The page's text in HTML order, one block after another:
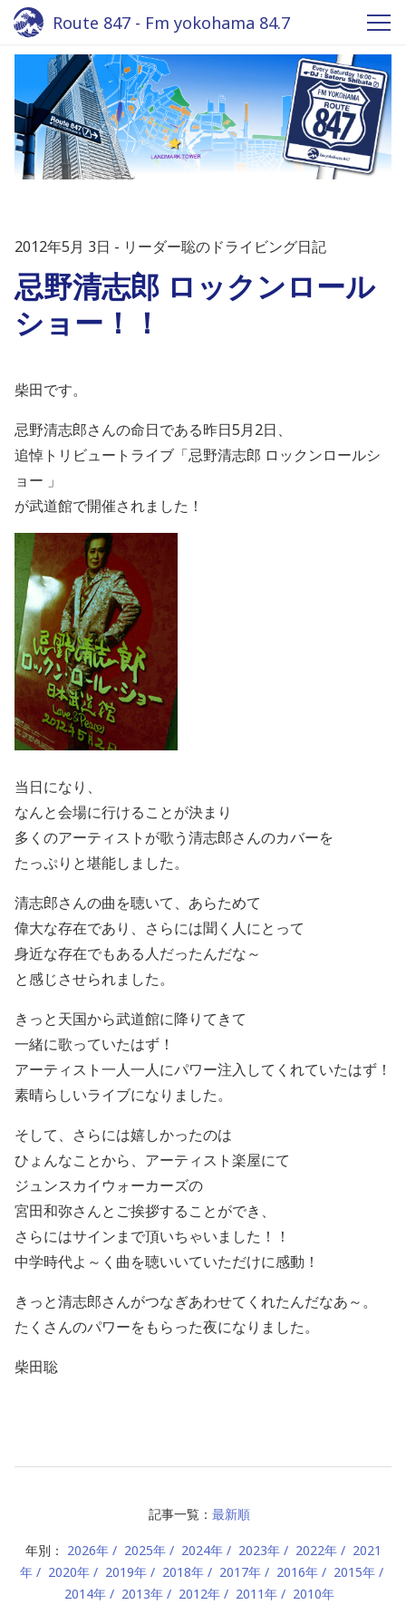
Route 847 - Fm yokohama 84.7
2012年5月 3日 リーダー聡のドライビング日記
忌野清志郎 ロックンロール
ショー！！
柴田です。
忌野清志郎さんの命日である昨日5月2日、
追悼トリビュートライブ「忌野清志郎 ロックンロールシ
ョー 」
が武道館で開催されました！
当日になり、
なんと会場に行けることが決まり
多くのアーティストが歌う清志郎さんのカバーを
たっぷりと堪能しました。
清志郎さんの曲を聴いて、あらためて
偉大な存在であり、さらには聞く人にとって
身近な存在でもある人だったんだな～
と感じさせられました。
きっと天国から武道館に降りてきて
一緒に歌っていたはず！
アーティスト一人一人にパワー注入してくれていたはず！
素晴らしいライブになりました。
そして、さらには嬉しかったのは
ひょんなことから、アーティスト楽屋にて
ジュンスカイウォーカーズの
宮田和弥さんとご挨拶することができ、
さらにはサインまで頂いちゃいました！！
中学時代よ～く曲を聴いいていただけに感動！
きっと清志郎さんがつなぎあわせてくれたんだなあ～。
たくさんのパワーをもらった夜になりました。
柴田聡
記事一覧： 最新順
年別： 2026年 2025年 2024年 2023年 2022年
2021
年
2020年 2019年 2018年 2017年 2016年
2015年
2014年
2013年 2012年 2011年 2010年